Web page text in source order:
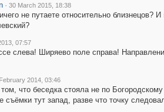
· 30 March 2015, 18:38
не путаете относительно близнецов?
07:57
слева! Ширяево поле справа!
2014, 03:46
что беседка стояла не по
съёмки тут запад, разве что точку